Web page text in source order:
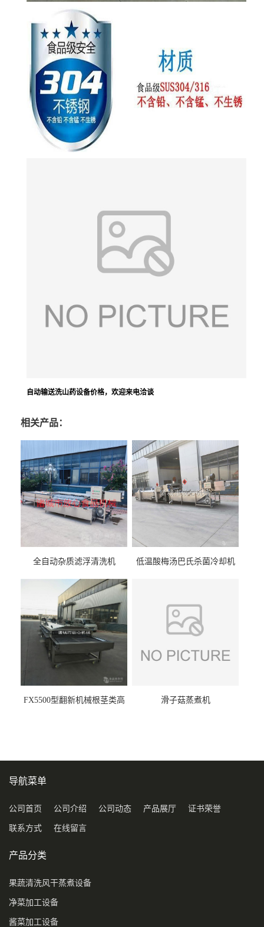
自动输送洗山药设备价格，欢迎来电洽谈
相关产品：
全自动杂质滤浮清洗机 低温酸梅汤巴氏杀菌冷却机
FX5500型翻新机械根茎类高
滑子菇蒸煮机
导航菜单
公司首页 公司介绍 公司动态 产品展厅 证书荣誉
联系方式 在线留言
产品分类
果蔬清洗风干蒸煮设备
净菜加工设备
酱菜加工设备